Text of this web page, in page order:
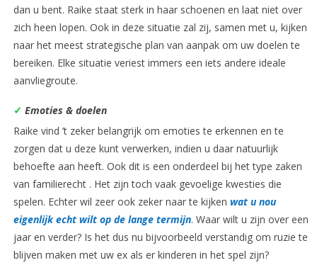
dan u bent. Raike staat sterk in haar schoenen en laat niet over
zich heen lopen. Ook in deze situatie zal zij, samen met u, kijken
naar het meest strategische plan van aanpak om uw doelen te
bereiken. Elke situatie veriest immers een iets andere ideale
aanvliegroute.
✓ Emoties & doelen
Raike vind ’t zeker belangrijk om emoties te erkennen en te
zorgen dat u deze kunt verwerken, indien u daar natuurlijk
behoefte aan heeft. Ook dit is een onderdeel bij het type zaken
van familierecht . Het zijn toch vaak gevoelige kwesties die
spelen. Echter wil zeer ook zeker naar te kijken wat u nou
eigenlijk echt wilt op de lange termijn. Waar wilt u zijn over een
jaar en verder? Is het dus nu bijvoorbeeld verstandig om ruzie te
blijven maken met uw ex als er kinderen in het spel zijn?